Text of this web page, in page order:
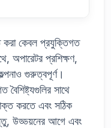
করা কেবল প্রযুক্তিগত
অপারেটর প্রশিক্ষণ,
গুরুত্বপূর্ণ।
সাথে
করতে এবং সঠিক
উড্ডয়নের আগে এবং